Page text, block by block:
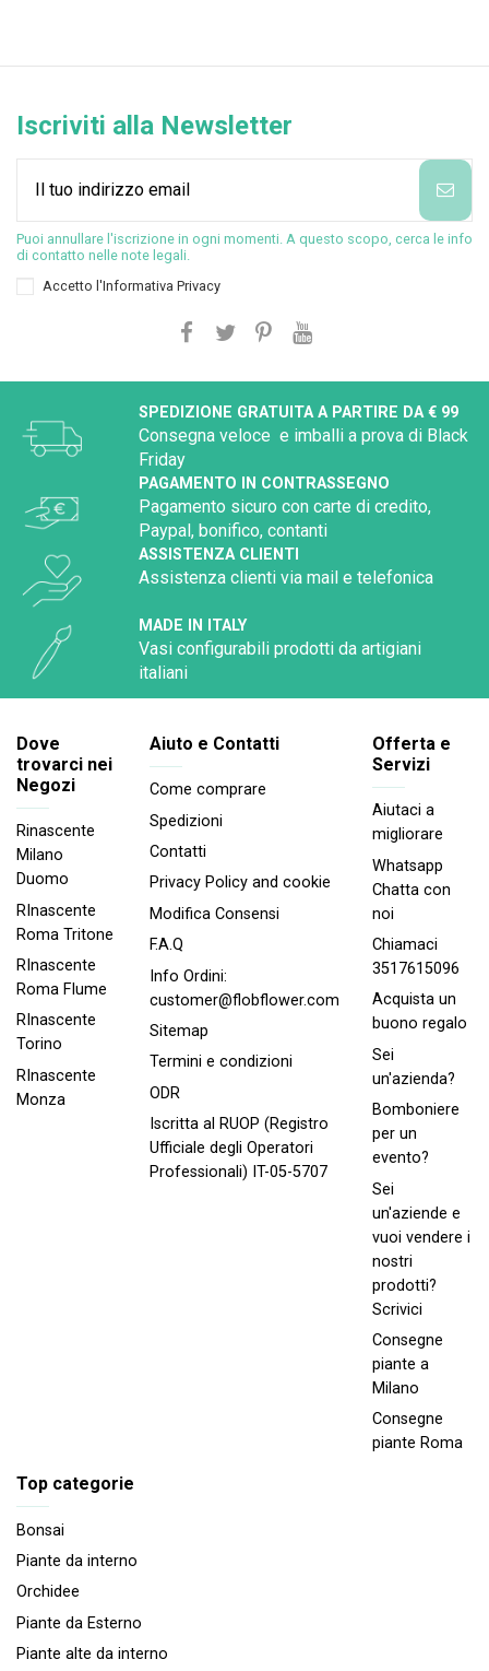
Iscriviti alla Newsletter
Puoi annullare l'iscrizione in ogni momenti. A questo scopo, cerca le info
di contatto nelle note legali.
Accetto l'Informativa Privacy
SPEDIZIONE GRATUITA A PARTIRE DA € 99
Consegna veloce e imballi a prova di Black
Friday
PAGAMENTO IN CONTRASSEGNO
Pagamento sicuro con carte di credito,
Paypal, bonifico, contanti
ASSISTENZA CLIENTI
Assistenza clienti via mail e telefonica
MADE IN ITALY
Vasi configurabili prodotti da artigiani
italiani
Dove
trovarci nei
Negozi
Rinascente
Milano
Duomo
RInascente
Roma Tritone
RInascente
Roma FIume
RInascente
Torino
RInascente
Monza
Aiuto e Contatti
Come comprare
Spedizioni
Contatti
Privacy Policy and cookie
Modifica Consensi
F.A.Q
Info Ordini:
customer@flobflower.com
Sitemap
Termini e condizioni
ODR
Iscritta al RUOP (Registro
Ufficiale degli Operatori
Professionali) IT-05-5707
Offerta e
Servizi
Aiutaci a
migliorare
Whatsapp
Chatta con
noi
Chiamaci
3517615096
Acquista un
buono regalo
Sei
un'azienda?
Bomboniere
per un
evento?
Sei
un'aziende e
vuoi vendere i
nostri
prodotti?
Scrivici
Consegne
piante a
Milano
Consegne
piante Roma
Top categorie
Bonsai
Piante da interno
Orchidee
Piante da Esterno
Piante alte da interno